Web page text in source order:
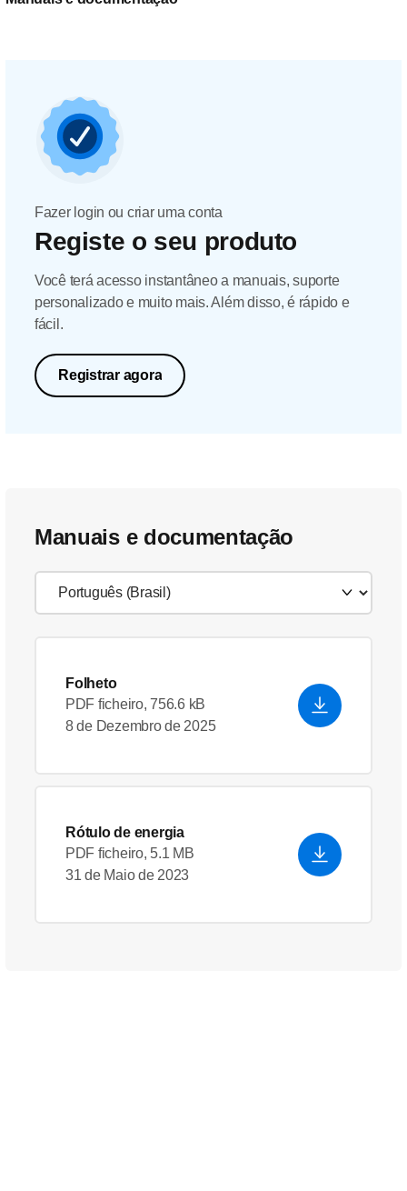
Fazer login ou criar uma conta
Registe o seu produto
Você terá acesso instantâneo a manuais, suporte
personalizado e muito mais. Além disso, é rápido e
fácil.
Registrar agora
Manuais e documentação
Folheto
PDF ficheiro, 756.6 kB
8 de Dezembro de 2025
Rótulo de energia
PDF ficheiro, 5.1 MB
31 de Maio de 2023